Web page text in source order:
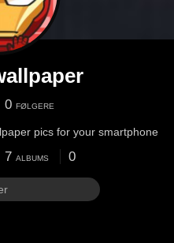
0 FØLGERE
pics for your smartphone
7 ALBUMS 0